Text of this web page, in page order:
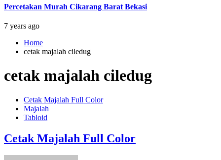
Percetakan Murah Cikarang Barat Bekasi
7 years ago
Home
cetak majalah ciledug
cetak majalah ciledug
Cetak Majalah Full Color
Majalah
Tabloid
Cetak Majalah Full Color